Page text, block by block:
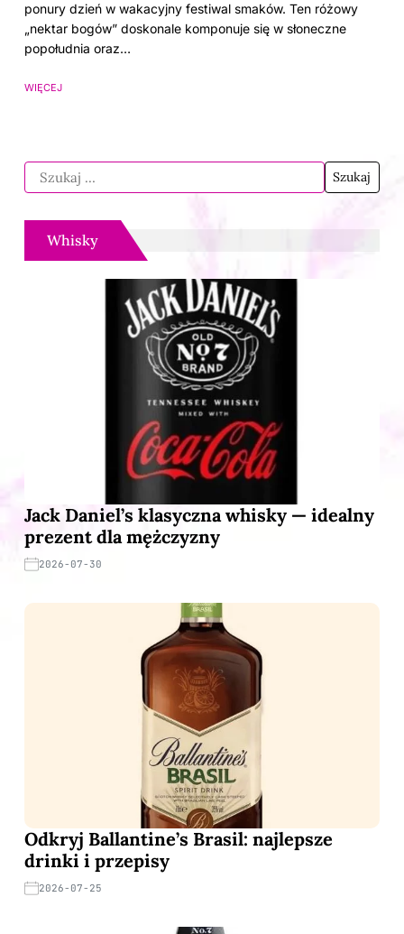
ponury dzień w wakacyjny festiwal smaków. Ten różowy
„nektar bogów” doskonale komponuje się w słoneczne
popołudnia oraz…
WIĘCEJ
Whisky
Jack Daniel’s klasyczna whisky — idealny
prezent dla mężczyzny
2026-07-30
Odkryj Ballantine’s Brasil: najlepsze
drinki i przepisy
2026-07-25